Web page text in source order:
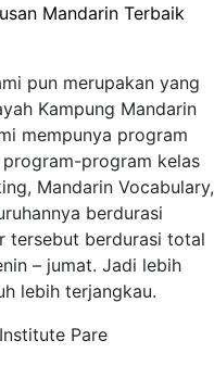
Mandarin Terbaik
pun merupakan yang
Kampung Mandarin
mempunya program
program-program kelas
Mandarin Vocabulary,
berdurasi
tersebut berdurasi total
– jumat. Jadi lebih
lebih terjangkau.